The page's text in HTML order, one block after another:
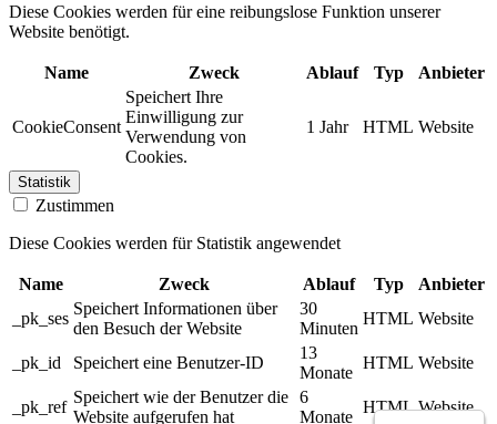
Diese Cookies werden für eine reibungslose Funktion unserer
Website benötigt.
Name Zweck Ablauf Typ Anbieter
CookieConsent
Speichert Ihre
Einwilligung zur
Verwendung von
Cookies.
1 Jahr HTML Website
Statistik
Zustimmen
Diese Cookies werden für Statistik angewendet
Name Zweck Ablauf Typ
Anbieter
_pk_ses
Speichert Informationen über
den Besuch der Website
30
Minuten
HTML Website
_pk_id Speichert eine Benutzer-ID
13
Monate
HTML Website
_pk_ref
Speichert wie der Benutzer die
Website aufgerufen hat
6
Monate
HTML Website